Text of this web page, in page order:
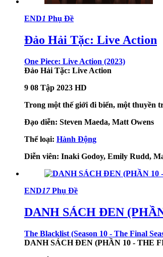
END1 Phụ Đề
Đảo Hải Tặc: Live Action
One Piece: Live Action (2023)
Đảo Hải Tặc: Live Action
9 08 Tập 2023 HD
Trong một thế giới đi biển, một thuyền
Đạo diễn: Steven Maeda, Matt Owens
Thể loại: Hành Động
Diễn viên: Inaki Godoy, Emily Rudd,
END17 Phụ Đề
DANH SÁCH ĐEN
The Blacklist (Season 10 - The Final
DANH SÁCH ĐEN (PHẦN 10 - THE